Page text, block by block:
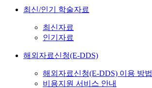
최신/인기 학술자료
최신자료
인기자료
해외자료신청(E-DDS)
해외자료신청(E-DDS) 이용 방법
비용지원 서비스 안내